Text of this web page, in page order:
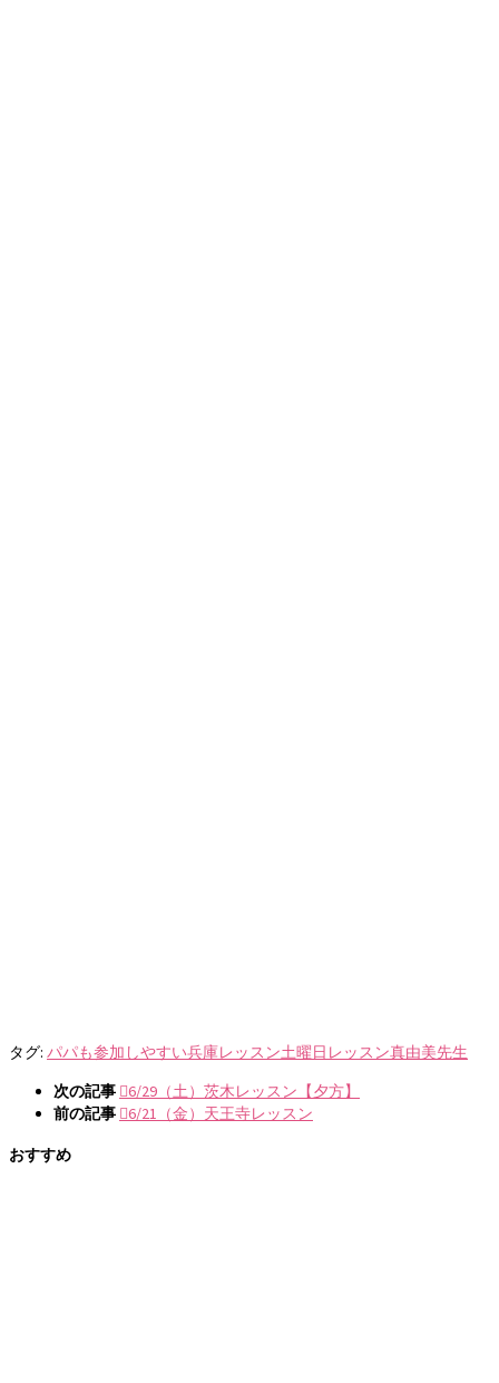
タグ: パパも参加しやすい兵庫レッスン土曜日レッスン真由美先生
次の記事
6/29（土）茨木レッスン【夕方】
前の記事
6/21（金）天王寺レッスン
おすすめ